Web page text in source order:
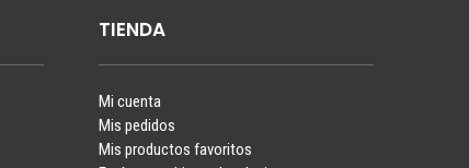
TIENDA
Mi cuenta
Mis pedidos
Mis productos favoritos